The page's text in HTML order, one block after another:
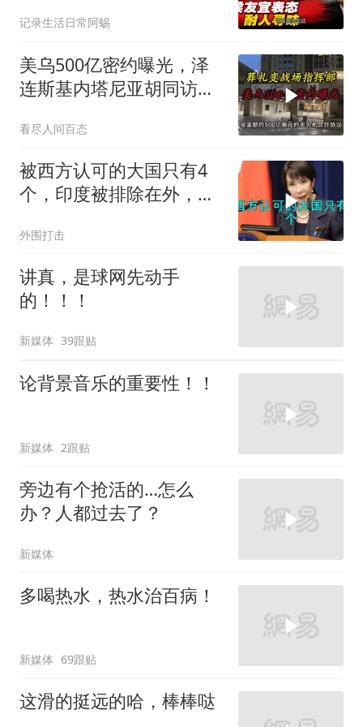
记录生活日常阿蜴
美乌500亿密约曝光，泽
连斯基内塔尼亚胡同访白
看尽人间百态
被西方认可的大国只有4
个，印度被排除在外，为
外围打击
讲真，是球网先动手
的！！！
新媒体 39跟贴
论背景音乐的重要性！！
新媒体 2跟贴
旁边有个抢活的…怎么
办？人都过去了？
新媒体
多喝热水，热水治百病！
新媒体 69跟贴
这滑的挺远的哈，棒棒哒